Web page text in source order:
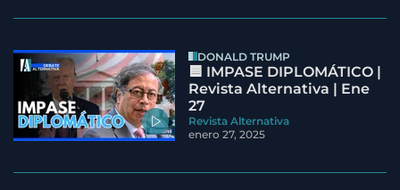
DONALD TRUMP
🟦 IMPASE DIPLOMÁTICO |
Revista Alternativa | Ene
27
Revista Alternativa
enero 27, 2025